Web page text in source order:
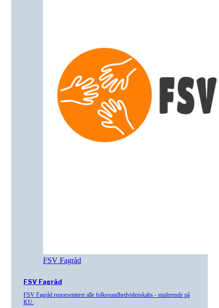
FSV Fagråd
FSV Fagråd
FSV Fagråd repræsenterer alle folkesundhedvidenskabs - studerende på
KU.